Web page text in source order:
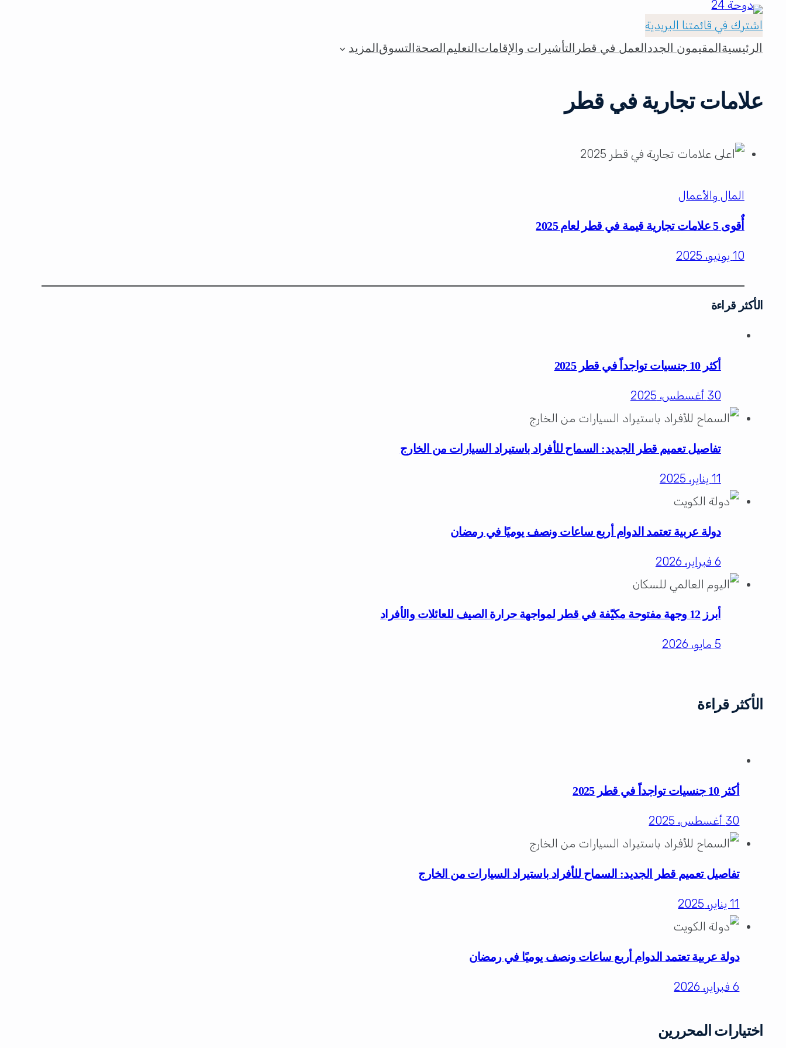
اشترك في قائمتنا البريدية
الرئيسية المقيمون الجدد العمل في قطر التأشيرات والإقامات التعليم الصحة التسوق المزيد
علامات تجارية في قطر
المال والأعمال
أٌقوى 5 علامات تجارية قيمة في قطر لعام 2025
10 يونيو، 2025
الأكثر قراءة
أكثر 10 جنسيات تواجداً في قطر 2025
30 أغسطس، 2025
تفاصيل تعميم قطر الجديد: السماح للأفراد باستيراد السيارات من الخارج
11 يناير، 2025
دولة عربية تعتمد الدوام أربع ساعات ونصف يوميًا في رمضان
6 فبراير، 2026
أبرز 12 وجهة مفتوحة مكيّفة في قطر لمواجهة حرارة الصيف للعائلات والأفراد
5 مايو، 2026
الأكثر قراءة
أكثر 10 جنسيات تواجداً في قطر 2025
30 أغسطس، 2025
تفاصيل تعميم قطر الجديد: السماح للأفراد باستيراد السيارات من الخارج
11 يناير، 2025
دولة عربية تعتمد الدوام أربع ساعات ونصف يوميًا في رمضان
6 فبراير، 2026
اختيارات المحررين